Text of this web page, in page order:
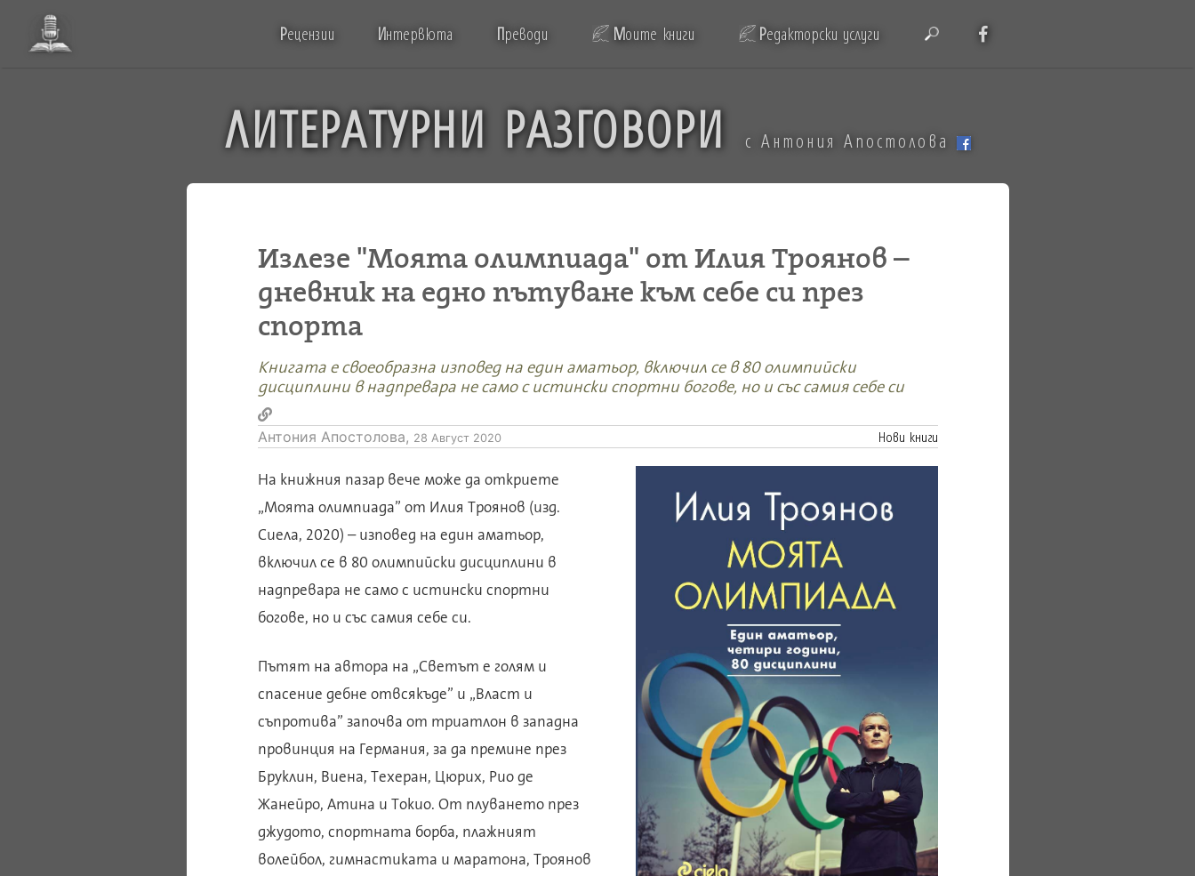
Рецензии Интервюта Преводи Моите книги Редакторски услуги
ЛИТЕРАТУРНИ РАЗГОВОРИ с Антония Апостолова
Излезе "Моята олимпиада" от Илия Троянов –
дневник на едно пътуване към себе си през
спорта
Книгата е своеобразна изповед на един аматьор, включил се в 80 олимпийски
дисциплини в надпревара не само с истински спортни богове, но и със самия себе си
Антония Апостолова, 28 Август 2020 Нови книги
На книжния пазар вече може да откриете
„Моята олимпиада” от Илия Троянов (изд.
Сиела, 2020) – изповед на един аматьор,
включил се в 80 олимпийски дисциплини в
надпревара не само с истински спортни
богове, но и със самия себе си.
Пътят на автора на „Светът е голям и
спасение дебне отвсякъде” и „Власт и
съпротива” започва от триатлон в западна
провинция на Германия, за да премине през
Бруклин, Виена, Техеран, Цюрих, Рио де
Жанейро, Атина и Токио. От плуването през
джудото, спортната борба, плажният
волейбол, гимнастиката и маратона, Троянов